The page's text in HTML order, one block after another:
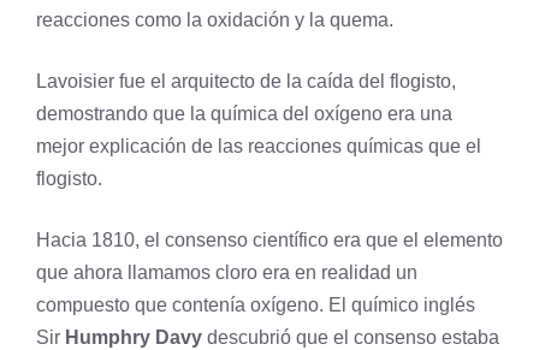
reacciones como la oxidación y la quema.
Lavoisier fue el arquitecto de la caída del flogisto,
demostrando que la química del oxígeno era una
mejor explicación de las reacciones químicas que el
flogisto.
Hacia 1810, el consenso científico era que el elemento
que ahora llamamos cloro era en realidad un
compuesto que contenía oxígeno. El químico inglés
Sir Humphry Davy descubrió que el consenso estaba